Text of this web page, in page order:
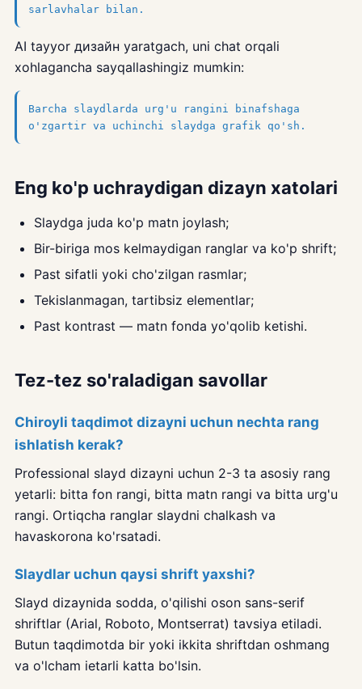
sarlavhalar bilan.
AI tayyor дизайн yaratgach, uni chat orqali
xohlagancha sayqallashingiz mumkin:
Barcha slaydlarda urg'u rangini binafshaga
o'zgartir va uchinchi slaydga grafik qo'sh.
Eng ko'p uchraydigan dizayn xatolari
Slaydga juda ko'p matn joylash;
Bir-biriga mos kelmaydigan ranglar va ko'p shrift;
Past sifatli yoki cho'zilgan rasmlar;
Tekislanmagan, tartibsiz elementlar;
Past kontrast — matn fonda yo'qolib ketishi.
Tez-tez so'raladigan savollar
Chiroyli taqdimot dizayni uchun nechta rang
ishlatish kerak?
Professional slayd dizayni uchun 2-3 ta asosiy rang
yetarli: bitta fon rangi, bitta matn rangi va bitta urg'u
rangi. Ortiqcha ranglar slaydni chalkash va
havaskorona ko'rsatadi.
Slaydlar uchun qaysi shrift yaxshi?
Slayd dizaynida sodda, o'qilishi oson sans-serif
shriftlar (Arial, Roboto, Montserrat) tavsiya etiladi.
Butun taqdimotda bir yoki ikkita shriftdan oshmang
va o'lcham ietarli katta bo'lsin.